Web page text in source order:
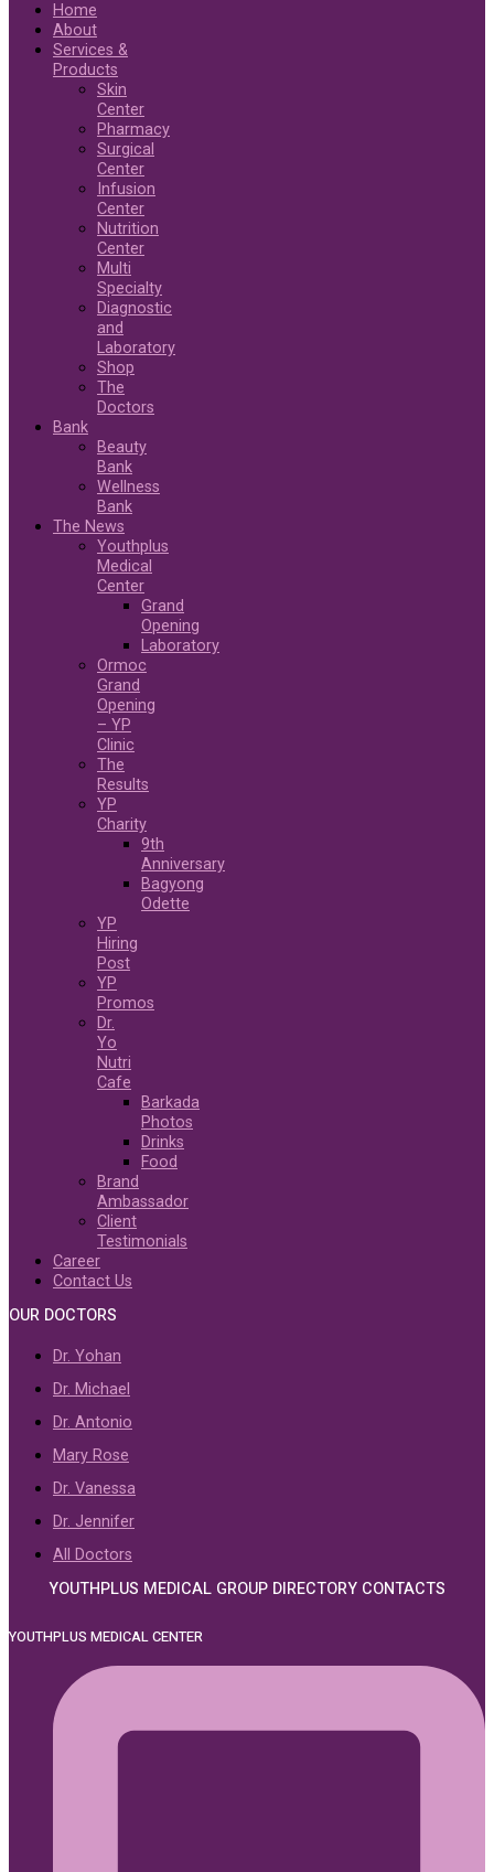
Home
About
Services &
Products
Skin
Center
Pharmacy
Surgical
Center
Infusion
Center
Nutrition
Center
Multi
Specialty
Diagnostic
and
Laboratory
Shop
The
Doctors
Bank
Beauty
Bank
Wellness
Bank
The News
Youthplus
Medical
Center
Grand
Opening
Laboratory
Ormoc
Grand
Opening
– YP
Clinic
The
Results
YP
Charity
9th
Anniversary
Bagyong
Odette
YP
Hiring
Post
YP
Promos
Dr.
Yo
Nutri
Cafe
Barkada
Photos
Drinks
Food
Brand
Ambassador
Client
Testimonials
Career
Contact Us
OUR DOCTORS
Dr. Yohan
Dr. Michael
Dr. Antonio
Mary Rose
Dr. Vanessa
Dr. Jennifer
All Doctors
YOUTHPLUS MEDICAL GROUP DIRECTORY CONTACTS
YOUTHPLUS MEDICAL CENTER